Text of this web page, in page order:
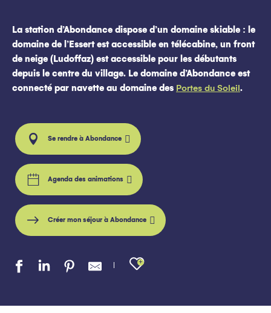
La station d’Abondance dispose d’un domaine skiable : le
domaine de l’Essert est accessible en télécabine, un front
de neige (Ludoffaz) est accessible pour les débutants
depuis le centre du village. Le domaine d’Abondance est
connecté par navette au domaine des Portes du Soleil.
Se rendre à Abondance
Agenda des animations
Créer mon séjour à Abondance
Ajouter aux